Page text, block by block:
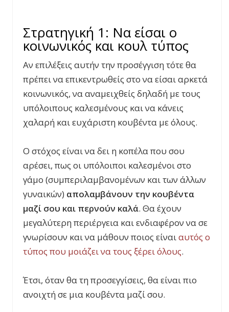
Στρατηγική 1: Να είσαι ο
κοινωνικός και κουλ τύπος
Αν επιλέξεις αυτήν την προσέγγιση τότε θα
πρέπει να επικεντρωθείς στο να είσαι αρκετά
κοινωνικός, να αναμειχθείς δηλαδή με τους
υπόλοιπους καλεσμένους και να κάνεις
χαλαρή και ευχάριστη κουβέντα με όλους.
Ο στόχος είναι να δει η κοπέλα που σου
αρέσει, πως οι υπόλοιποι καλεσμένοι στο
γάμο (συμπεριλαμβανομένων και των άλλων
γυναικών) απολαμβάνουν την κουβέντα
μαζί σου και περνούν καλά. Θα έχουν
μεγαλύτερη περιέργεια και ενδιαφέρον να σε
γνωρίσουν και να μάθουν ποιος είναιαυτός ο
τύπος που μοιάζει να τους ξέρει όλους.
Έτσι, όταν θα τη προσεγγίσεις, θα είναι πιο
ανοιχτή σε μια κουβέντα μαζί σου.